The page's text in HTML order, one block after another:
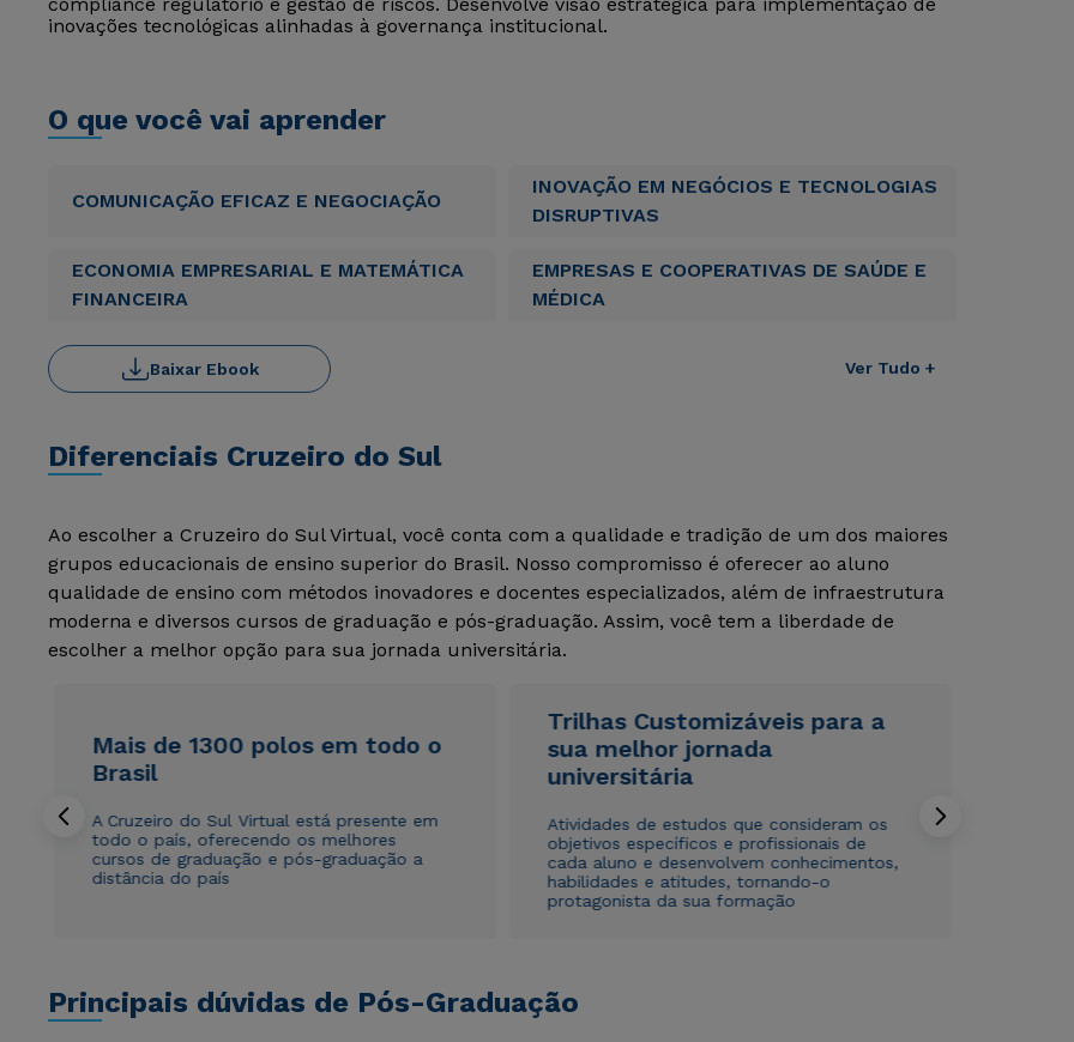
inovações tecnológicas alinhadas à governança institucional.
O que você vai aprender
COMUNICAÇÃO EFICAZ E NEGOCIAÇÃO
INOVAÇÃO EM NEGÓCIOS E TECNOLOGIAS
DISRUPTIVAS
ECONOMIA EMPRESARIAL E MATEMÁTICA
FINANCEIRA
EMPRESAS E COOPERATIVAS DE SAÚDE E
MÉDICA
Ver Tudo +
Baixar Ebook
Diferenciais Cruzeiro do Sul
Ao escolher a Cruzeiro do Sul Virtual, você conta com a qualidade e tradição de um dos maiores
grupos educacionais de ensino superior do Brasil. Nosso compromisso é oferecer ao aluno
qualidade de ensino com métodos inovadores e docentes especializados, além de infraestrutura
moderna e diversos cursos de graduação e pós-graduação. Assim, você tem a liberdade de
escolher a melhor opção para sua jornada universitária.
Mais de 1300 polos em todo o
Brasil
A Cruzeiro do Sul Virtual está presente em
todo o país, oferecendo os melhores
cursos de graduação e pós-graduação a
distância do país
Trilhas Customizáveis para a
sua melhor jornada
universitária
Atividades de estudos que consideram os
objetivos específicos e profissionais de
cada aluno e desenvolvem conhecimentos,
habilidades e atitudes, tornando-o
protagonista da sua formação
Principais dúvidas de Pós-Graduação
Rápido e fácil
WhatsApp
Estou de acordo com aPolítica de Privacidade.
autorizo que meus dados sejam utilizados para o
envio de conteúdos da Cruzeiro do Sul.
Rápido e fácil
WhatsApp
Estou de acordo com aPolítica de Privacidade.
autorizo que meus dados sejam utilizados para o
envio de conteúdos da Cruzeiro do Sul.